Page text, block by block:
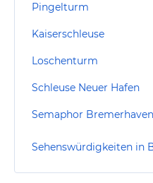
Pingelturm
Kaiserschleuse
Loschenturm
Schleuse Neuer Hafen
Semaphor Bremerhaven
Sehenswürdigkeiten in